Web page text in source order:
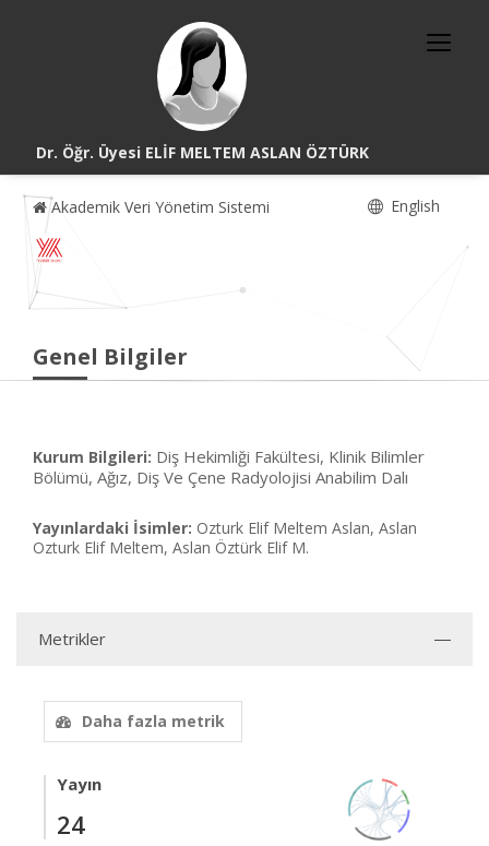
Dr. Öğr. Üyesi ELİF MELTEM ASLAN ÖZTÜRK
Akademik Veri Yönetim Sistemi English
Genel Bilgiler
Kurum Bilgileri: Diş Hekimliği Fakültesi, Klinik Bilimler
Bölümü, Ağız, Diş Ve Çene Radyolojisi Anabilim Dalı
Yayınlardaki İsimler: Ozturk Elif Meltem Aslan, Aslan
Ozturk Elif Meltem, Aslan Öztürk Elif M.
Metrikler
Daha fazla metrik
Yayın
24